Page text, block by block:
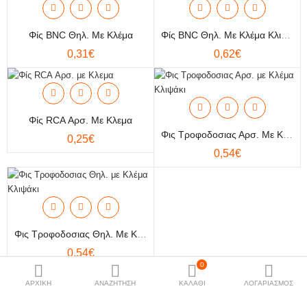
More Categories
Compare
Αγαπημένων (0)
Currency
ΑΡΧΙΚΗ ΑΝΑΖΗΤΗΣΗ
0
ΚΑΛΑΘΙ ΛΟΓΑΡΙΑΣΜΟΣ
Φίς BNC Θηλ. Με Κλέμα
0,31€ 0,62€
Φίς RCA Αρσ. Με Κλεμα
0,25€
0,54€
0,54€
Εμφάνιση 1 έως 9 από 9 (1 Σελ.)